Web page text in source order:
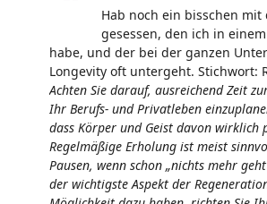
Hab noch ein bisschen mit
gesessen, den ich in
habe, und der bei der ganzen
Longevity oft untergeht. Stichwort:
Achten Sie darauf, ausreichend Zeit
Ihr Berufs- und Privatleben
dass Körper und Geist davon wirklich
Regelmäßige Erholung ist meist
Pausen, wenn schon „nichts mehr
der wichtigste Aspekt der